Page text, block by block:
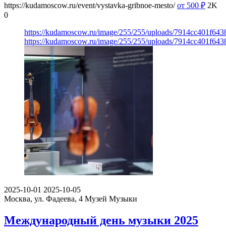
https://kudamoscow.ru/event/vystavka-gribnoe-mesto/ от 500 ₽ 2K
0
https://kudamoscow.ru/image/255/255/uploads/
https://kudamoscow.ru/image/255/255/uploads/
2025-10-01 2025-10-05
Москва, ул. Фадеева, 4 Музей Музыки
Международный день музыки 2025